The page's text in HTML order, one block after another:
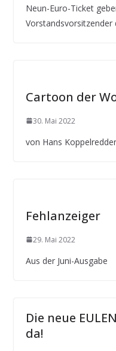
Neun-Euro-Ticket
Vorstandsvorsitzender
Cartoon der
30. Mai 2022
von Hans Koppelredder
Fehlanzeiger
29. Mai 2022
Aus der Juni-Ausgabe
Die neue
da!